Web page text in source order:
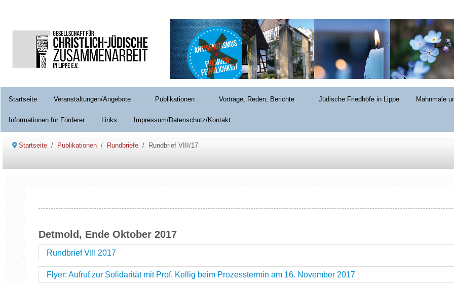
Startseite Veranstaltungen/Angebote Publikationen Vorträge, Reden, Berichte Jüdische Friedhöfe in Lippe Mahnmale
Informationen für Förderer Links Impressum/Datenschutz/Kontakt
Startseite Publikationen Rundbriefe Rundbrief VIII/17
Detmold, Ende Oktober 2017
Rundbrief VIII 2017
Flyer: Aufruf zur Solidarität mit Prof. Kellig beim Prozesstermin am 16. November 2017